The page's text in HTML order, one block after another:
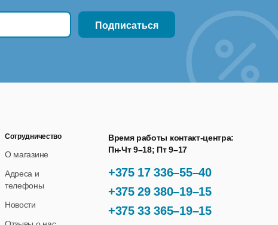
+375 17 336–55–40
+375 29 380–19–15
+375 33 365–19–15
Время работы контакт-центра:
Пн-Чт 9–18; Пт 9–17
Сотрудничество
О магазине
Адреса и
телефоны
Новости